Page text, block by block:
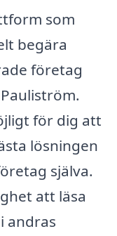
som
begära
företag
för dig att
lösningen
själva.
att läsa
andras